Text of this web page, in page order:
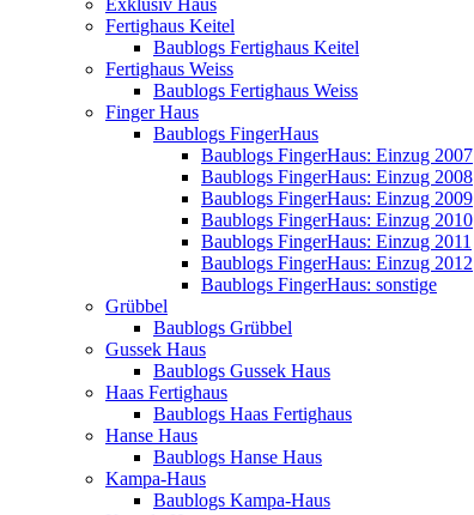
Exklusiv Haus
Fertighaus Keitel
Baublogs Fertighaus Keitel
Fertighaus Weiss
Baublogs Fertighaus Weiss
Finger Haus
Baublogs FingerHaus
Baublogs FingerHaus: Einzug 2007
Baublogs FingerHaus: Einzug 2008
Baublogs FingerHaus: Einzug 2009
Baublogs FingerHaus: Einzug 2010
Baublogs FingerHaus: Einzug 2011
Baublogs FingerHaus: Einzug 2012
Baublogs FingerHaus: sonstige
Grübbel
Baublogs Grübbel
Gussek Haus
Baublogs Gussek Haus
Haas Fertighaus
Baublogs Haas Fertighaus
Hanse Haus
Baublogs Hanse Haus
Kampa-Haus
Baublogs Kampa-Haus